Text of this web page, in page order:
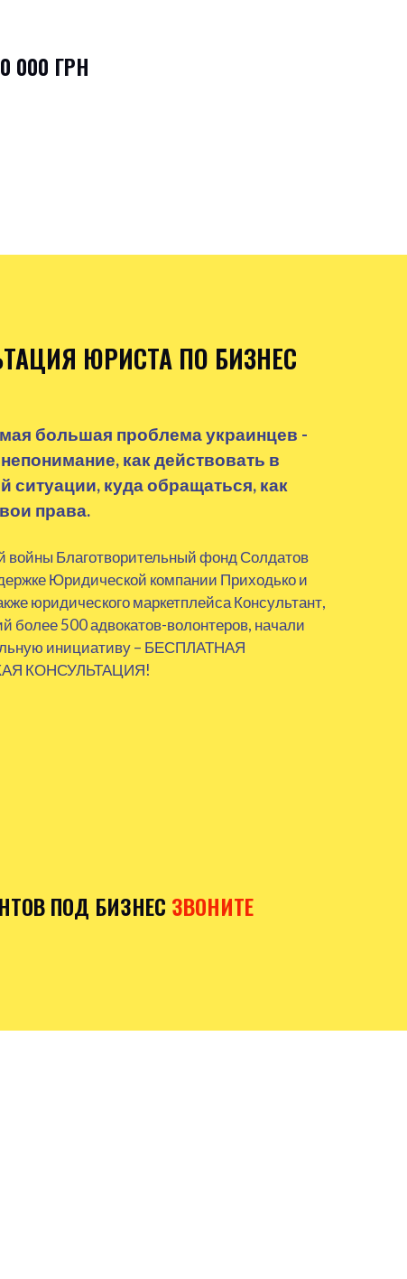
000 ГРН
ЮРИСТА ПО БИЗНЕС
большая проблема украинцев -
как действовать в
ситуации, куда обращаться, как
права.
войны Благотворительный фонд Солдатов
Юридической компании Приходько и
юридического маркетплейса Консультант,
более 500 адвокатов-волонтеров, начали
инициативу – БЕСПЛАТНАЯ
КОНСУЛЬТАЦИЯ!
ПОД БИЗНЕС ЗВОНИТЕ